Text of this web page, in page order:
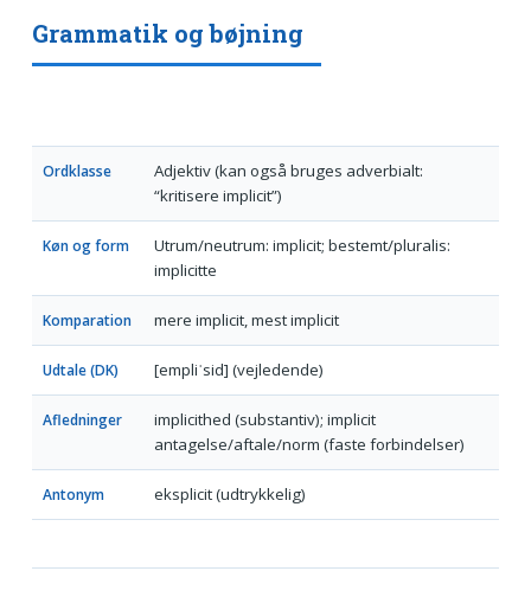
Grammatik og bøjning
Ordklasse
Adjektiv (kan også bruges adverbialt:
“kritisere implicit”)
Køn og form
Utrum/neutrum: implicit; bestemt/pluralis:
implicitte
Komparation mere implicit, mest implicit
Udtale (DK) [empliˈsid] (vejledende)
Afledninger
implicithed (substantiv); implicit
antagelse/aftale/norm (faste forbindelser)
Antonym eksplicit (udtrykkelig)